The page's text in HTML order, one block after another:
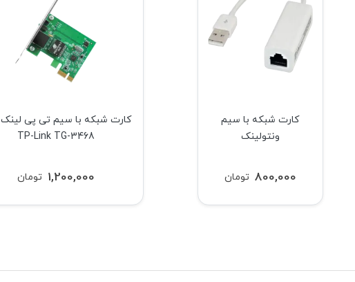
کارت شبکه با سیم تی پی
TP-Link TG-3468
تومان 1,200,000
کارت شبکه با سیم
ونتولینک
تومان 800,000